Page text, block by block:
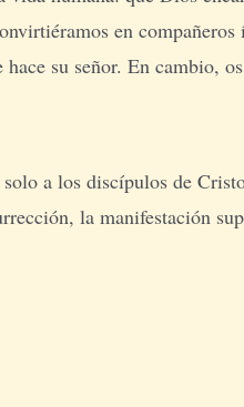
en
su señor. En cambio,
a los discípulos de
la manifestación